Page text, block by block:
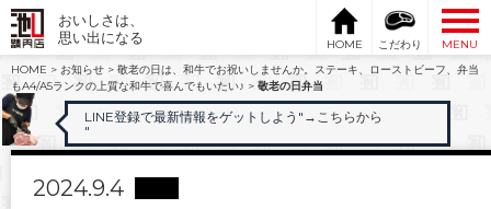
おいしさは、
思い出になる
HOME こだわり
MENU
HOME > お知らせ > 敬老の日は、和牛でお祝いしませんか。ステーキ、ローストビーフ、弁当
もA4/A5ランクの上質な和牛で喜んでもいたい♪ > 敬老の日弁当
LINE登録で最新情報をゲットしよう" →こちらから
"
2024.9.4